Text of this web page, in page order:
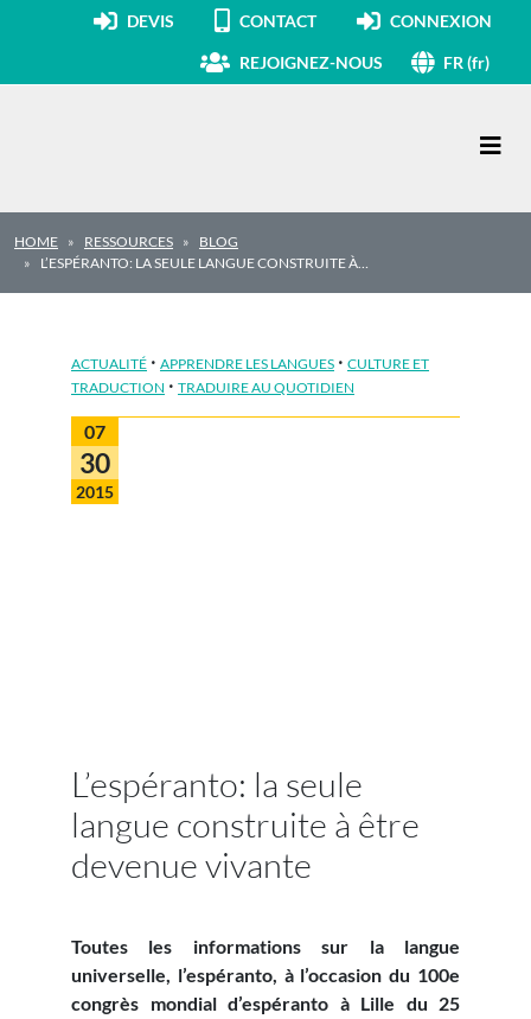
DEVIS CONTACT CONNEXION
REJOIGNEZ-NOUS FR (fr)
HOME RESSOURCES
BLOG
L’ESPÉRANTO: LA SEULE LANGUE CONSTRUITE À…
ACTUALITÉ · APPRENDRE LES LANGUES · CULTURE ET
TRADUCTION · TRADUIRE AU QUOTIDIEN
07
30
2015
L’espéranto: la seule
langue construite à être
devenue vivante
Toutes les informations sur la langue
universelle, l’espéranto, à l’occasion du 100e
congrès mondial d’espéranto à Lille du 25